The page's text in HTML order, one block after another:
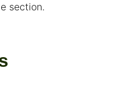
section.